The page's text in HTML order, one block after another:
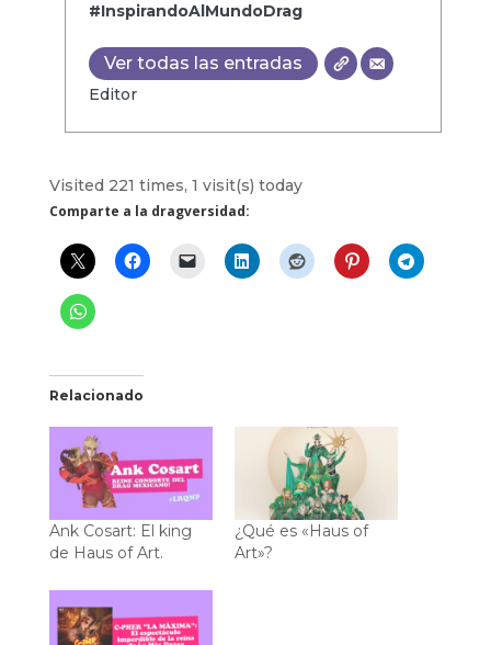
#InspirandoAlMundoDrag
Ver todas las entradas
Editor
Visited 221 times, 1 visit(s) today
Comparte a la dragversidad:
Relacionado
Ank Cosart: El king
de Haus of Art.
¿Qué es «Haus of
Art»?